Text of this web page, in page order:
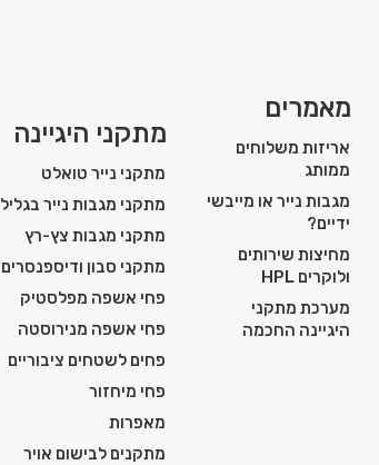
מאמרים
אריזות משלוחים
ממותג
מגבות נייר או מייבשי
ידיים?
מחיצות שירותים
ולוקרים HPL
מערכת מתקני
היגיינה החכמה
מתקני היגיינה
מתקני נייר טואלט
מתקני מגבות נייר בגליל
מתקני מגבות צץ-רץ
מתקני סבון ודיספנסרים
פחי אשפה מפלסטיק
פחי אשפה מנירוסטה
פחים לשטחים ציבוריים
פחי מיחזור
מאפרות
מתקנים לבישום אויר